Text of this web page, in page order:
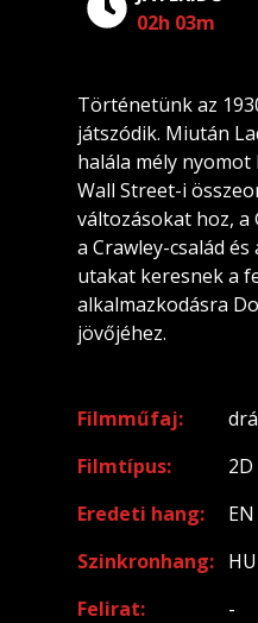
02h 03m
Történetünk az
játszódik. Miután
halála mély nyomot
Wall Street-i
változásokat hoz, a
a Crawley-család
utakat keresnek a
alkalmazkodásra
jövőjéhez.
Filmműfaj
Filmtípus
2D
Eredeti hang
EN
Szinkronhang
HU
Felirat
-